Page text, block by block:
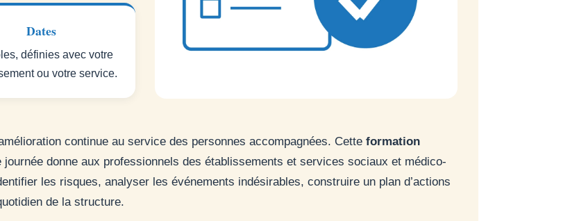
Dates
définies avec votre
ou votre service.
continue au service des personnes accompagnées. Cette formation
journée donne aux professionnels des établissements et services sociaux et médico-
les risques, analyser les événements indésirables, construire un plan d’actions
de la structure.